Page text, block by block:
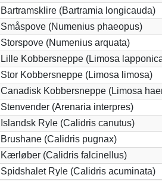
Bartramsklire (Bartramia longicauda)
Småspove (Numenius phaeopus)
Storspove (Numenius arquata)
Lille Kobbersneppe (Limosa
Stor Kobbersneppe (Limosa limosa)
Canadisk Kobbersneppe (Limosa
Stenvender (Arenaria interpres)
Islandsk Ryle (Calidris canutus)
Brushane (Calidris pugnax)
Kærløber (Calidris falcinellus)
Spidshalet Ryle (Calidris acuminata)